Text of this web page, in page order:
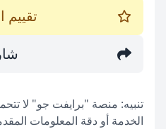
تقييم
تنبيه: منصة "برايفت جو" لا
الخدمة أو دقة المعلومات